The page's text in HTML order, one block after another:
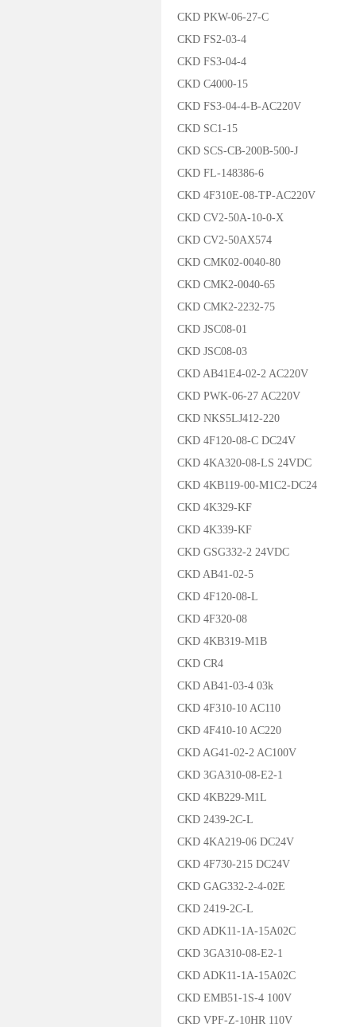
CKD PKW-06-27-C
CKD FS2-03-4
CKD FS3-04-4
CKD C4000-15
CKD FS3-04-4-B-AC220V
CKD SC1-15
CKD SCS-CB-200B-500-J
CKD FL-148386-6
CKD 4F310E-08-TP-AC220V
CKD CV2-50A-10-0-X
CKD CV2-50AX574
CKD CMK02-0040-80
CKD CMK2-0040-65
CKD CMK2-2232-75
CKD JSC08-01
CKD JSC08-03
CKD AB41E4-02-2 AC220V
CKD PWK-06-27 AC220V
CKD NKS5LJ412-220
CKD 4F120-08-C DC24V
CKD 4KA320-08-LS 24VDC
CKD 4KB119-00-M1C2-DC24
CKD 4K329-KF
CKD 4K339-KF
CKD GSG332-2 24VDC
CKD AB41-02-5
CKD 4F120-08-L
CKD 4F320-08
CKD 4KB319-M1B
CKD CR4
CKD AB41-03-4 03k
CKD 4F310-10 AC110
CKD 4F410-10 AC220
CKD AG41-02-2 AC100V
CKD 3GA310-08-E2-1
CKD 4KB229-M1L
CKD 2439-2C-L
CKD 4KA219-06 DC24V
CKD 4F730-215 DC24V
CKD GAG332-2-4-02E
CKD 2419-2C-L
CKD ADK11-1A-15A02C
CKD 3GA310-08-E2-1
CKD ADK11-1A-15A02C
CKD EMB51-1S-4 100V
CKD VPF-Z-10HR 110V